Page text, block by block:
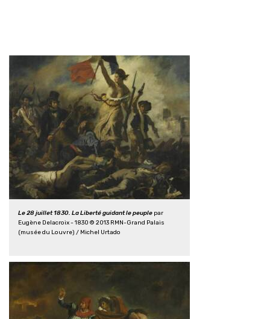
Le 28 juillet 1830. La Liberté guidant le peuple par
Eugène Delacroix - 1830 © 2013 RMN-Grand Palais
(musée du Louvre) / Michel Urtado